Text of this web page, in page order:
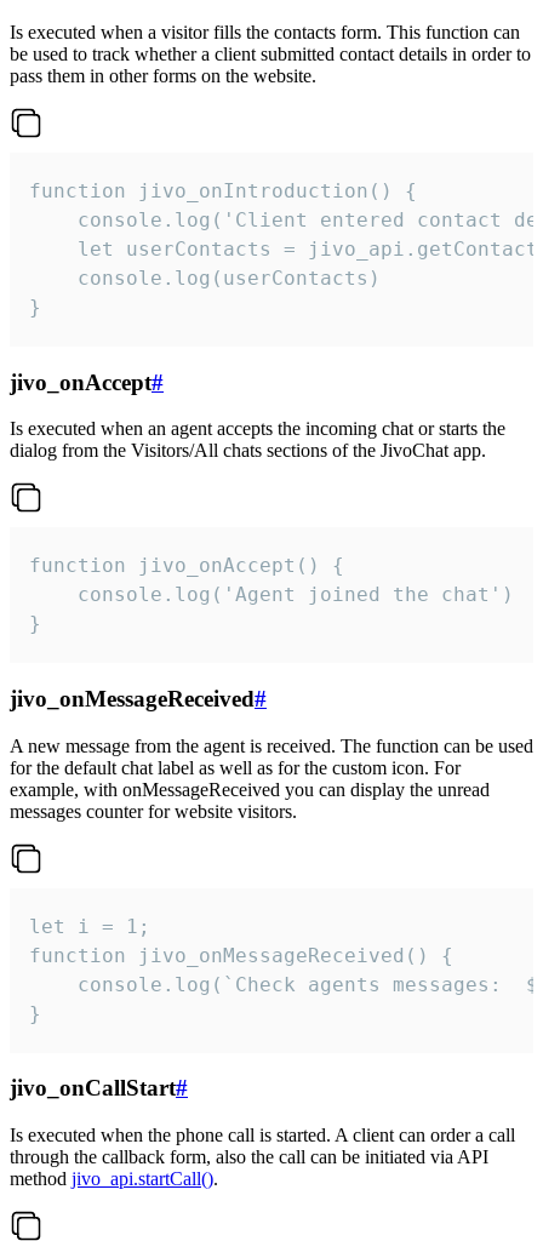
Is executed when a visitor fills the contacts form. This function can
be used to track whether a client submitted contact details in order to
pass them in other forms on the website.
function jivo_onIntroduction() {
console.log('Client entered contact
let userContacts =
    console.log(userContacts)
}
jivo_onAccept#
Is executed when an agent accepts the incoming chat or starts the
dialog from the Visitors/All chats sections of the JivoChat app.
function jivo_onAccept() {
}
jivo_onMessageReceived#
A new message from the agent is received. The function can be used
for the default chat label as well as for the custom icon. For
example, with onMessageReceived you can display the unread
messages counter for website visitors.
let i = 1;
function jivo_onMessageReceived() {
}
jivo_onCallStart#
Is executed when the phone call is started. A client can order a call
through the callback form, also the call can be initiated via API
method jivo_api.startCall().